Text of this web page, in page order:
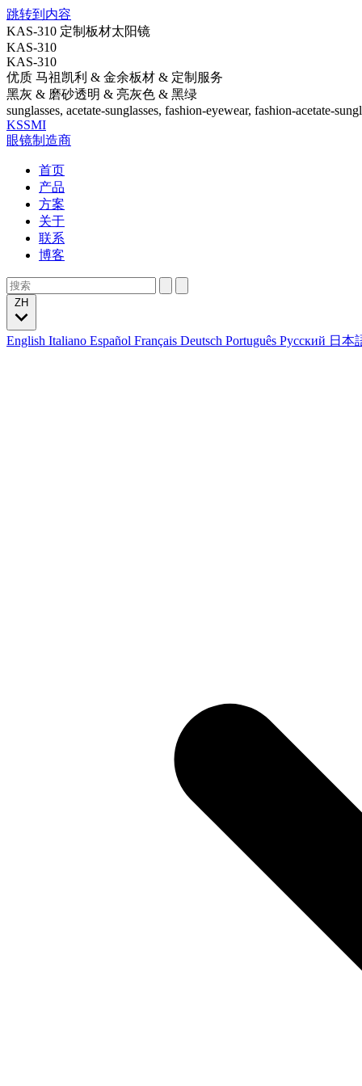
跳转到内容
KAS-310 定制板材太阳镜
KAS-310
KAS-310
优质 马祖凯利 & 金余板材 & 定制服务
黑灰 & 磨砂透明 & 亮灰色 & 黑绿
sunglasses, acetate-sunglasses, fashion-eyewear, fashion-acetate-
KSSMI
眼镜制造商
首页
产品
方案
关于
联系
博客
English Italiano Español Français Deutsch Português Русский 日本